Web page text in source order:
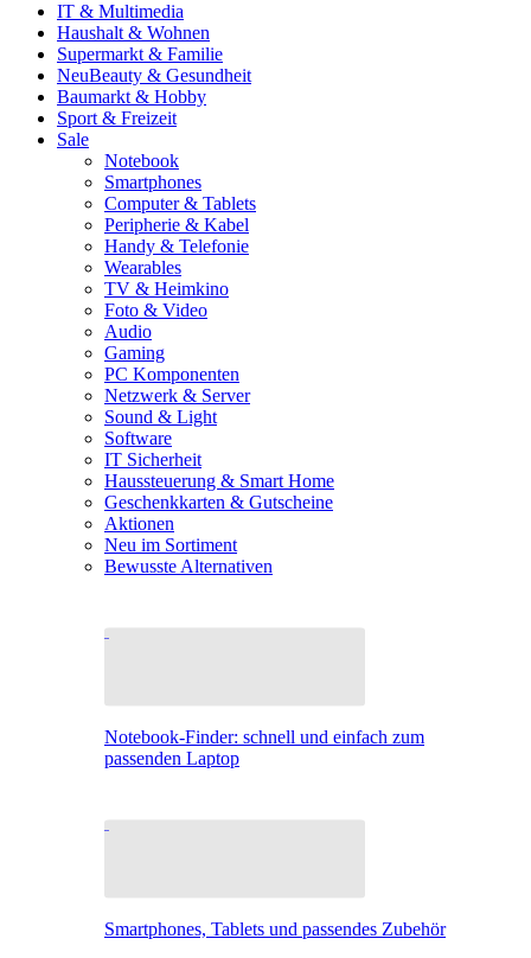
IT & Multimedia
Haushalt & Wohnen
Supermarkt & Familie
NeuBeauty & Gesundheit
Baumarkt & Hobby
Sport & Freizeit
Sale
Notebook
Smartphones
Computer & Tablets
Peripherie & Kabel
Handy & Telefonie
Wearables
TV & Heimkino
Foto & Video
Audio
Gaming
PC Komponenten
Netzwerk & Server
Sound & Light
Software
IT Sicherheit
Haussteuerung & Smart Home
Geschenkkarten & Gutscheine
Aktionen
Neu im Sortiment
Bewusste Alternativen
Notebook-Finder: schnell und einfach zum
passenden Laptop
Smartphones, Tablets und passendes Zubehör